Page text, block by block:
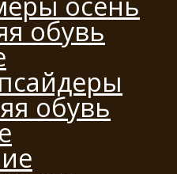
обувь
обувь